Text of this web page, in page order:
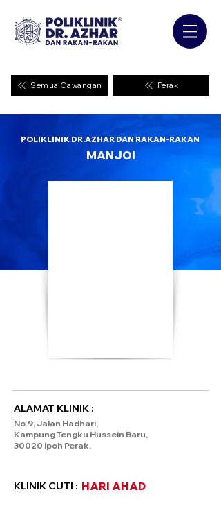
Semua Cawangan Perak
POLIKLINIK DR.AZHAR DAN RAKAN-RAKAN
MANJOI
ALAMAT KLINIK :
No.9, Jalan Hadhari,
Kampung Tengku Hussein Baru,
30020 Ipoh Perak.
KLINIK CUTI : HARI AHAD